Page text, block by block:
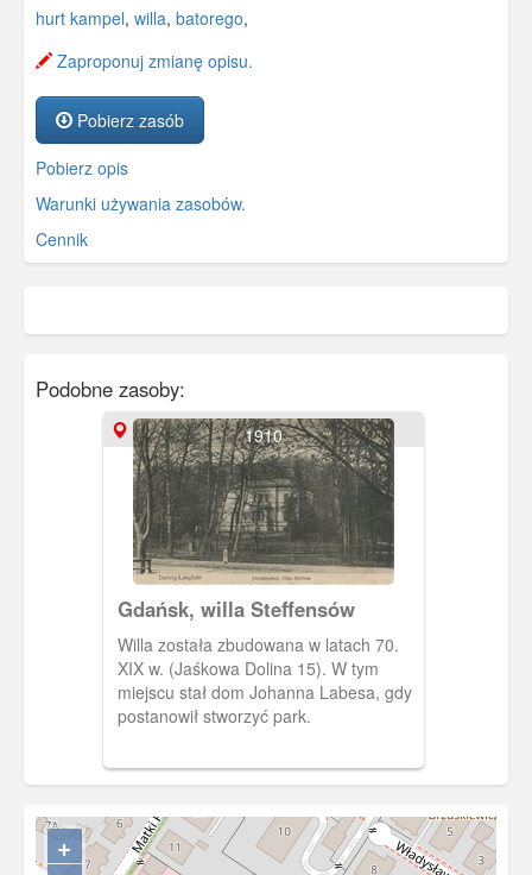
hurt kampel, willa, batorego,
Zaproponuj zmianę opisu.
Pobierz zasób
Pobierz opis
Warunki używania zasobów.
Cennik
Podobne zasoby:
1910
Gdańsk, willa Steffensów
Willa została zbudowana w latach 70.
XIX w. (Jaśkowa Dolina 15). W tym
miejscu stał dom Johanna Labesa, gdy
postanowił stworzyć park.
+